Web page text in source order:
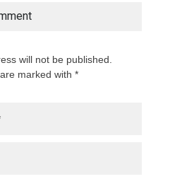
will not be published.
marked with *